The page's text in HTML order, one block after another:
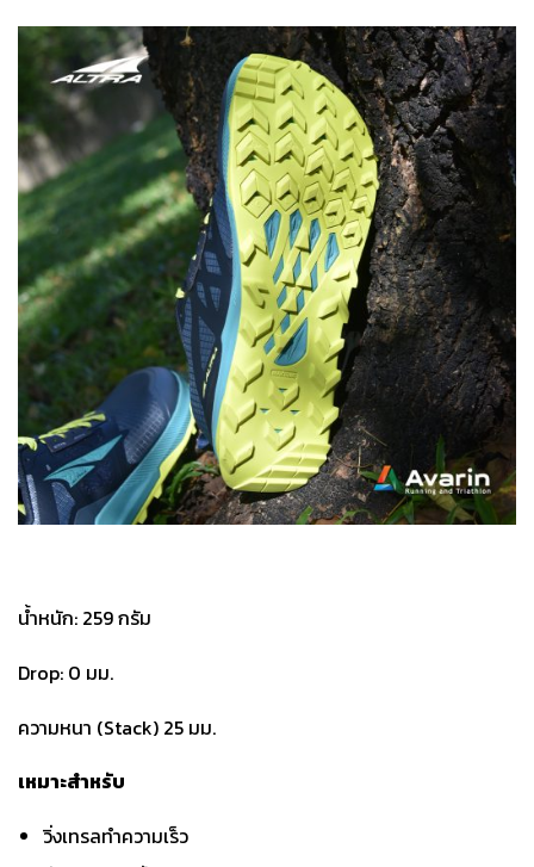
น้ำหนัก: 259 กรัม
Drop: 0 มม.
ความหนา (Stack) 25 มม.
เหมาะสำหรับ
วิ่งเทรลทำความเร็ว